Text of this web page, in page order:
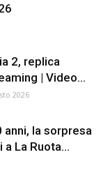
2, replica
| Video...
2026
la sorpresa
La Ruota...